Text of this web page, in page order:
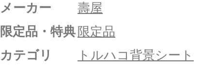
メーカー
壽屋
限定品・特典 限定品
カテゴリ
トルハコ背景シート